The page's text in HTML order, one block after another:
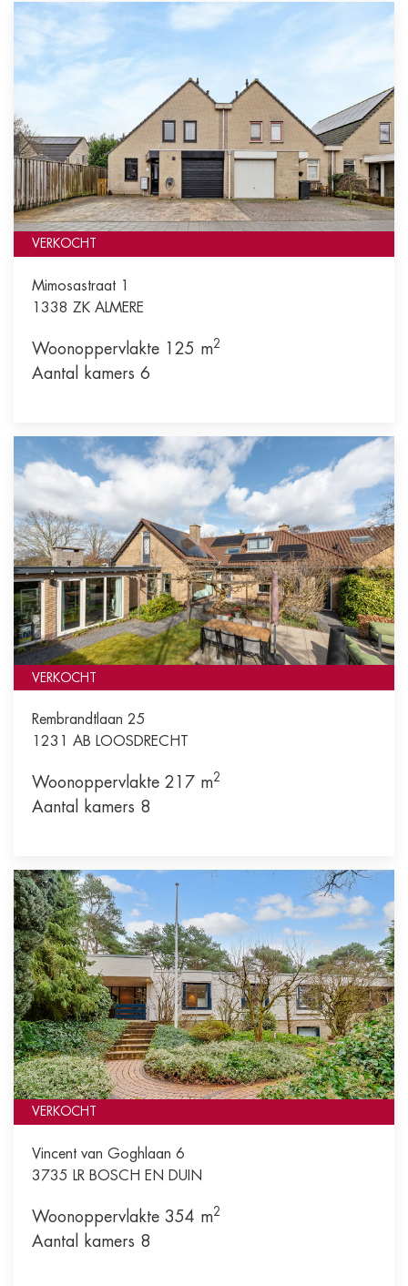
VERKOCHT
Mimosastraat 1
1338 ZK ALMERE
Woonoppervlakte 125 m2
Aantal kamers 6
VERKOCHT
Rembrandtlaan 25
1231 AB LOOSDRECHT
Woonoppervlakte 217 m2
Aantal kamers 8
VERKOCHT
Vincent van Goghlaan 6
3735 LR BOSCH EN DUIN
Woonoppervlakte 354 m2
Aantal kamers 8